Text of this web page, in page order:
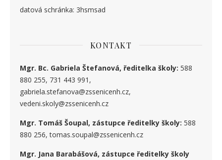
datová schránka: 3hsmsad
KONTAKT
Mgr. Bc. Gabriela Štefanová, ředitelka školy: 588
880 255, 731 443 991,
gabriela.stefanova@zssenicenh.cz,
vedeni.skoly@zssenicenh.cz
Mgr. Tomáš Šoupal, zástupce ředitelky školy: 588
880 256, tomas.soupal@zssenicenh.cz
Mgr. Jana Barabášová, zástupce ředitelky školy